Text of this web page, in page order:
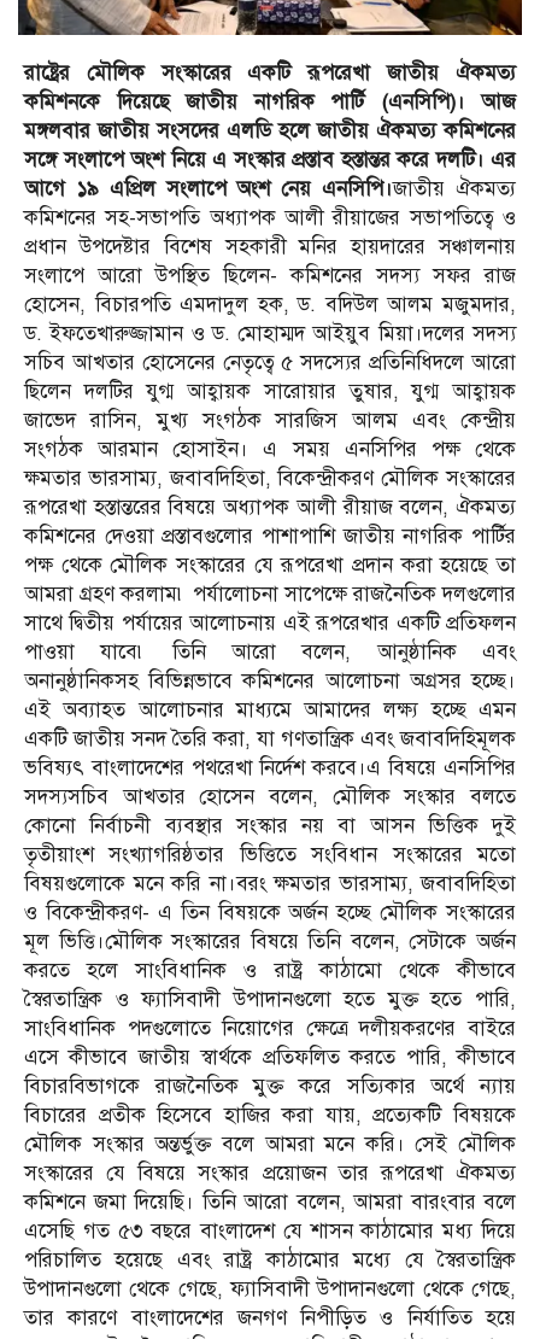
রাষ্ট্রের মৌলিক সংস্কারের একটি রূপরেখা জাতীয় ঐকমত্য
কমিশনকে দিয়েছে জাতীয় নাগরিক পার্টি (এনসিপি)। আজ
মঙ্গলবার জাতীয় সংসদের এলডি হলে জাতীয় ঐকমত্য কমিশনের
সঙ্গে সংলাপে অংশ নিয়ে এ সংস্কার প্রস্তাব হস্তান্তর করে দলটি। এর
আগে ১৯ এপ্রিল সংলাপে অংশ নেয় এনসিপি।জাতীয় ঐকমত্য
কমিশনের সহ-সভাপতি অধ্যাপক আলী রীয়াজের সভাপতিত্বে ও
প্রধান উপদেষ্টার বিশেষ সহকারী মনির হায়দারের সঞ্চালনায়
সংলাপে আরো উপস্থিত ছিলেন- কমিশনের সদস্য সফর রাজ
হোসেন, বিচারপতি এমদাদুল হক, ড. বদিউল আলম মজুমদার,
ড. ইফতেখারুজ্জামান ও ড. মোহাম্মদ আইয়ুব মিয়া।দলের সদস্য
সচিব আখতার হোসেনের নেতৃত্বে ৫ সদস্যের প্রতিনিধিদলে আরো
ছিলেন দলটির যুগ্ম আহ্বায়ক সারোয়ার তুষার, যুগ্ম আহ্বায়ক
জাভেদ রাসিন, মুখ্য সংগঠক সারজিস আলম এবং কেন্দ্রীয়
সংগঠক আরমান হোসাইন। এ সময় এনসিপির পক্ষ থেকে
ক্ষমতার ভারসাম্য, জবাবদিহিতা, বিকেন্দ্রীকরণ মৌলিক সংস্কারের
রূপরেখা হস্তান্তরের বিষয়ে অধ্যাপক আলী রীয়াজ বলেন, ঐকমত্য
কমিশনের দেওয়া প্রস্তাবগুলোর পাশাপাশি জাতীয় নাগরিক পার্টির
পক্ষ থেকে মৌলিক সংস্কারের যে রূপরেখা প্রদান করা হয়েছে তা
আমরা গ্রহণ করলাম৷ পর্যালোচনা সাপেক্ষে রাজনৈতিক দলগুলোর
সাথে দ্বিতীয় পর্যায়ের আলোচনায় এই রূপরেখার একটি প্রতিফলন
পাওয়া যাবে৷ তিনি আরো বলেন, আনুষ্ঠানিক এবং
অনানুষ্ঠানিকসহ বিভিন্নভাবে কমিশনের আলোচনা অগ্রসর হচ্ছে।
এই অব্যাহত আলোচনার মাধ্যমে আমাদের লক্ষ্য হচ্ছে এমন
একটি জাতীয় সনদ তৈরি করা, যা গণতান্ত্রিক এবং জবাবদিহিমূলক
ভবিষ্যৎ বাংলাদেশের পথরেখা নির্দেশ করবে।এ বিষয়ে এনসিপির
সদস্যসচিব আখতার হোসেন বলেন, মৌলিক সংস্কার বলতে
কোনো নির্বাচনী ব্যবস্থার সংস্কার নয় বা আসন ভিত্তিক দুই
তৃতীয়াংশ সংখ্যাগরিষ্ঠতার ভিত্তিতে সংবিধান সংস্কারের মতো
বিষয়গুলোকে মনে করি না।বরং ক্ষমতার ভারসাম্য, জবাবদিহিতা
ও বিকেন্দ্রীকরণ- এ তিন বিষয়কে অর্জন হচ্ছে মৌলিক সংস্কারের
মূল ভিত্তি।মৌলিক সংস্কারের বিষয়ে তিনি বলেন, সেটাকে অর্জন
করতে হলে সাংবিধানিক ও রাষ্ট্র কাঠামো থেকে কীভাবে
স্বৈরতান্ত্রিক ও ফ্যাসিবাদী উপাদানগুলো হতে মুক্ত হতে পারি,
সাংবিধানিক পদগুলোতে নিয়োগের ক্ষেত্রে দলীয়করণের বাইরে
এসে কীভাবে জাতীয় স্বার্থকে প্রতিফলিত করতে পারি, কীভাবে
বিচারবিভাগকে রাজনৈতিক মুক্ত করে সত্যিকার অর্থে ন্যায়
বিচারের প্রতীক হিসেবে হাজির করা যায়, প্রত্যেকটি বিষয়কে
মৌলিক সংস্কার অন্তর্ভুক্ত বলে আমরা মনে করি। সেই মৌলিক
সংস্কারের যে বিষয়ে সংস্কার প্রয়োজন তার রূপরেখা ঐকমত্য
কমিশনে জমা দিয়েছি। তিনি আরো বলেন, আমরা বারংবার বলে
এসেছি গত ৫৩ বছরে বাংলাদেশ যে শাসন কাঠামোর মধ্য দিয়ে
পরিচালিত হয়েছে এবং রাষ্ট্র কাঠামোর মধ্যে যে স্বৈরতান্ত্রিক
উপাদানগুলো থেকে গেছে, ফ্যাসিবাদী উপাদানগুলো থেকে গেছে,
তার কারণে বাংলাদেশের জনগণ নিপীড়িত ও নির্যাতিত হয়ে